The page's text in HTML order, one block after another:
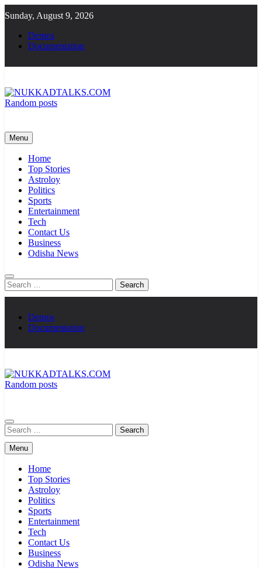
to
content
Sunday, August 9, 2026
Demos
Documentation
Random posts
Menu
Home
Top Stories
Astroloy
Politics
Sports
Entertainment
Tech
Contact Us
Business
Odisha News
Search
for:
Demos
Documentation
Random posts
Search
for:
Menu
Home
Top Stories
Astroloy
Politics
Sports
Entertainment
Tech
Contact Us
Business
Odisha News